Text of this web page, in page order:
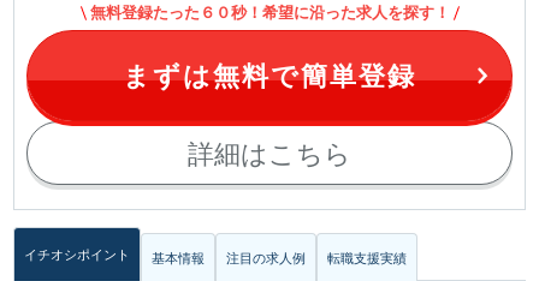
詳細はこちら
無料登録たった６０秒！希望に沿った求人を探す！
まずは無料で簡単登録
イチオシポイント 基本情報 注目の求人例 転職支援実績